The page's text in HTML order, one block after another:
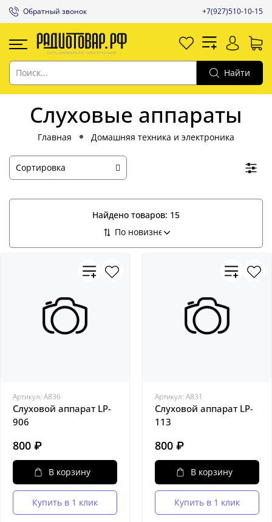
Обратный звонок +7(927)510-10-15
Найти
Слуховые аппараты
Главная Домашняя техника и электроника
Найдено товаров: 15
Артикул: A836
Слуховой аппарат LP-
906
800 ₽
В корзину
Купить в 1 клик
Артикул: A831
Слуховой аппарат LP-
113
800 ₽
В корзину
Купить в 1 клик